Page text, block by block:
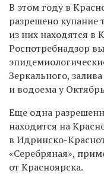
В этом году в
разрешено купание
из них находятся в
Роспотребнадзор
Зеркального,
и водоема у
Еще одна
находится на
в Идринско-
«Серебряная»,
от Красноярска.